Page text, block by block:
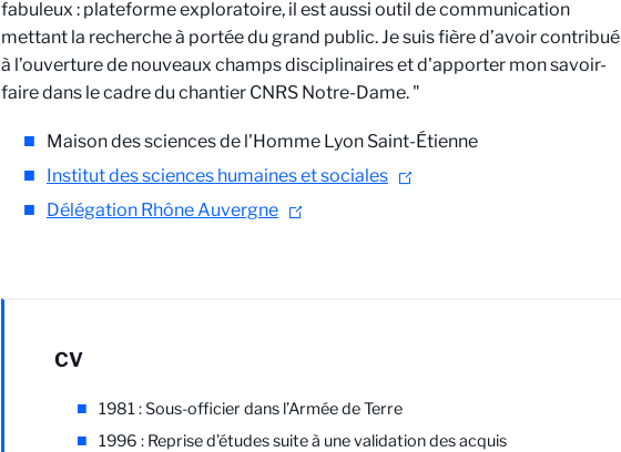
fabuleux : plateforme exploratoire, il est aussi outil de communication
mettant la recherche à portée du grand public. Je suis fière d’avoir contribué
à l’ouverture de nouveaux champs disciplinaires et d'apporter mon savoir-
faire dans le cadre du chantier CNRS Notre-Dame. "
Maison des sciences de l'Homme Lyon Saint-Étienne
Institut des sciences humaines et sociales
Délégation Rhône Auvergne
CV
1981 : Sous-officier dans l’Armée de Terre
1996 : Reprise d’études suite à une validation des acquis